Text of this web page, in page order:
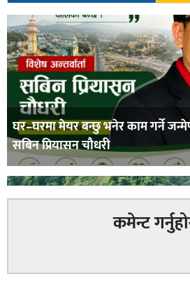
घर–घरमा मेयर बन्छु भनेर काम गर्ने
सबिन प्रियासन चौधरी
कमेन्ट